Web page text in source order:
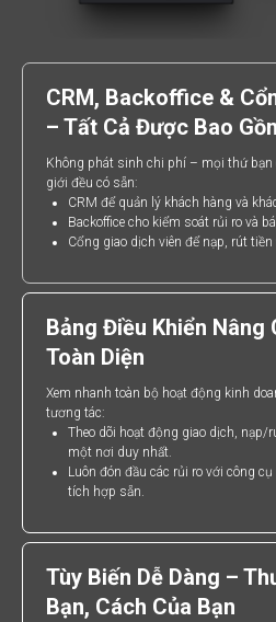
CRM, Backoffice &
– Tất Cả Được Bao
Không phát sinh chi phí – mọi thứ bạn
giới đều có sẵn:
CRM để quản lý khách hàng và
Backoffice cho kiểm soát rủi ro và
Cổng giao dịch viên để nạp, rút
Bảng Điều Khiển Nâng
Toàn Diện
Xem nhanh toàn bộ hoạt động kinh
tương tác:
Theo dõi hoạt động giao dịch, nạp/
một nơi duy nhất.
Luôn đón đầu các rủi ro với công
tích hợp sẵn.
Tùy Biến Dễ Dàng –
Bạn, Cách Của Bạn